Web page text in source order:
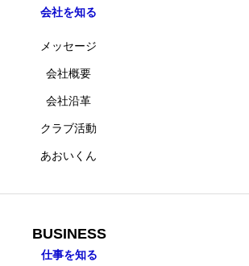
会社を知る
メッセージ
会社概要
会社沿革
クラブ活動
あおいくん
BUSINESS
仕事を知る